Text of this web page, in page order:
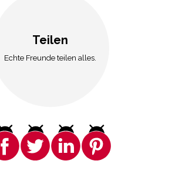
Teilen
Echte Freunde teilen alles.